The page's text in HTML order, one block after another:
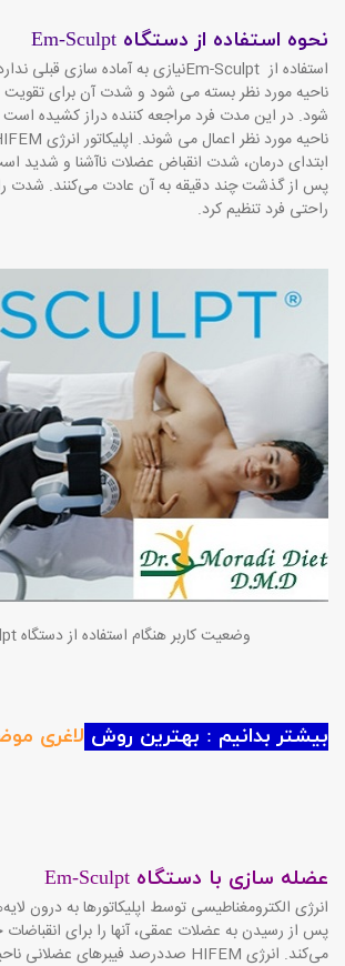
نحوه استفاده از دستگاه Em-Sculpt
استفاده از Em-Sculptنیازی به آماده سازی قبلی
ناحیه مورد نظر بسته می شود و شدت آن برای
شود. در این مدت فرد مراجعه کننده دراز کشیده است
ناحیه مورد نظر اعمال می شوند. اپلیکاتور انرژی
ابتدای درمان، شدت انقباض عضلات ناآشنا و شدید
پس از گذشت چند دقیقه به آن عادت می‌کنند. شدت
راحتی فرد تنظیم کرد.
وضعیت کاربر هنگام استفاده از دستگاه
بیشتر بدانیم : بهترین روش لاغری
عضله سازی با دستگاه Em-Sculpt
انرژی الکترومغناطیسی توسط اپلیکاتورها به درون
پس از رسیدن به عضلات عمقی، آنها را برای
می‌کند. انرژی HIFEM صددرصد فیبرهای عضلانی